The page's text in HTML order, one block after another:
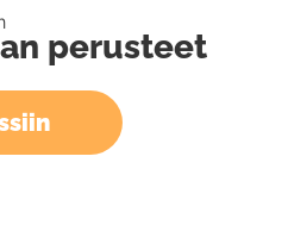
perusteet